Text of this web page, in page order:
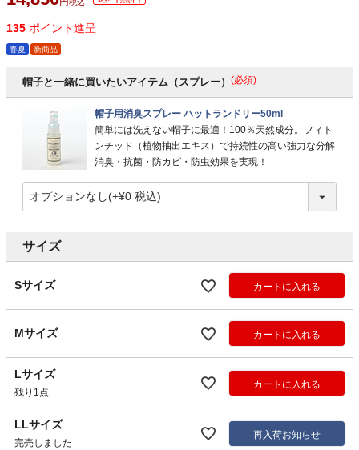
税込
135 ポイント進呈
春夏 新商品
帽子と一緒に買いたいアイテム（スプレー） (必須)
帽子用消臭スプレー ハットランドリー50ml
簡単には洗えない帽子に最適！100％天然成分。フィト
ンチッド（植物抽出エキス）で持続性の高い強力な分解
消臭・抗菌・防カビ・防虫効果を実現！
サイズ
Sサイズ カートに入れる
Mサイズ カートに入れる
Lサイズ
残り1点
カートに入れる
LLサイズ
完売しました
再入荷お知らせ